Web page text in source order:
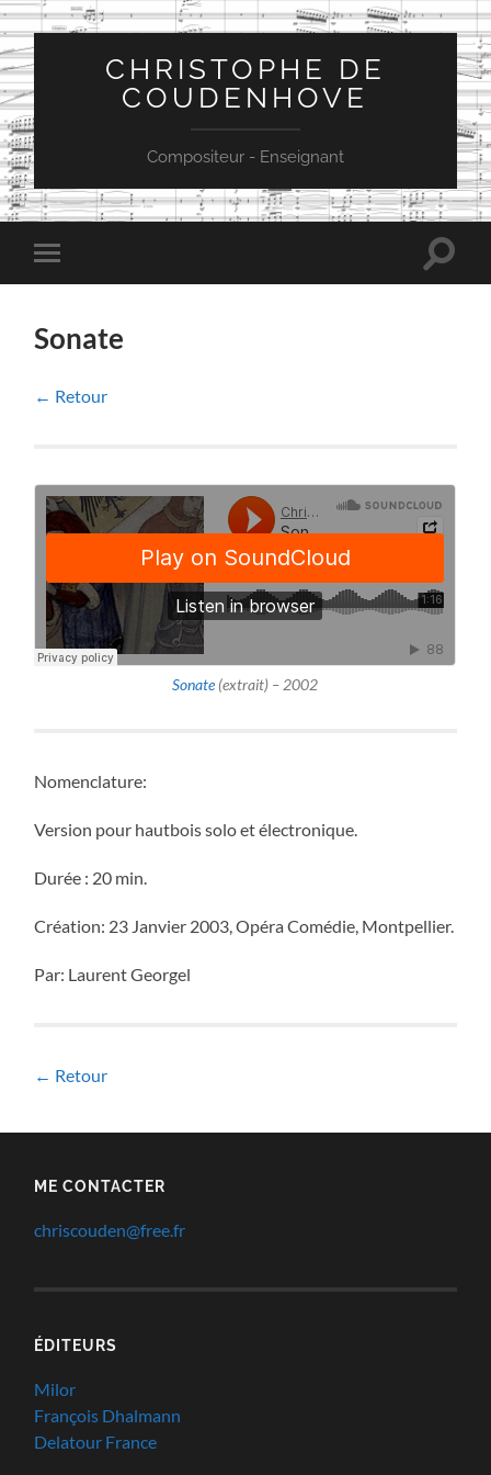
CHRISTOPHE DE
COUDENHOVE
Compositeur - Enseignant
Toggle
mobile
Toggle
Sonate
← Retour
Sonate(extrait) – 2002
Nomenclature:
Version pour hautbois solo et électronique.
Durée : 20 min.
Création: 23 Janvier 2003, Opéra Comédie, Montpellier.
Par: Laurent Georgel
← Retour
ME CONTACTER
chriscouden@free.fr
ÉDITEURS
Milor
François Dhalmann
Delatour France